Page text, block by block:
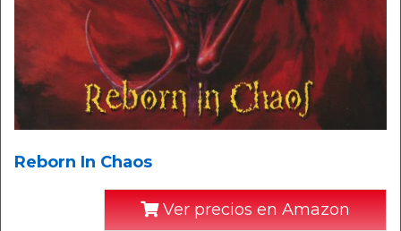
Reborn In Chaos
Ver precios en Amazon